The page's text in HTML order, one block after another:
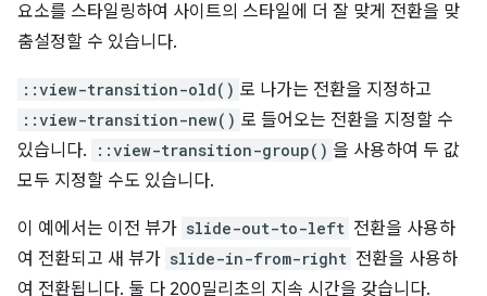
요소를 스타일링하여 사이트의 스타일에 더 잘 맞게 전환을 맞
춤설정할 수 있습니다.
::view-transition-old() 로 나가는 전환을 지정하고
::view-transition-new() 로 들어오는 전환을 지정할 수
있습니다.
::view-transition-group() 을 사용하여 두 값
모두 지정할 수도 있습니다.
이 예에서는 이전 뷰가 slide-out-to-left 전환을 사용하
여 전환되고 새 뷰가 slide-in-from-right 전환을 사용하
여 전환됩니다. 둘 다 200밀리초의 지속 시간을 갖습니다.